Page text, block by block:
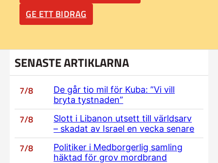
GE ETT BIDRAG
SENASTE ARTIKLARNA
7/8
De går tio mil för Kuba: ”Vi vill
bryta tystnaden”
7/8
Slott i Libanon utsett till världsarv
– skadat av Israel en vecka senare
7/8
Politiker i Medborgerlig samling
häktad för grov mordbrand